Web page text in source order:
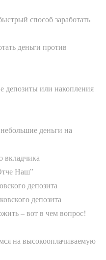
способ заработать
деньги против
депозиты или накопления
деньги на
вкладчика
Наш”
депозита
депозита
– вот в чем вопрос!
на высокооплачиваемую